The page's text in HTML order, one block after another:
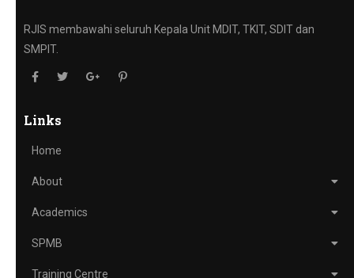
RJIS membawahi seluruh Kepala Unit MDIT, TKIT, SDIT dan
SMPIT.
Links
Home
About
Academics
SPMB
Training Centre